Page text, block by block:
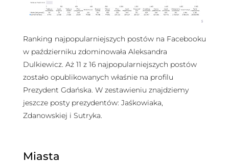
Ranking najpopularniejszych postów na Facebooku
w październiku zdominowała Aleksandra
Dulkiewicz. Aż 11 z 16 najpopularniejszych postów
zostało opublikowanych właśnie na profilu
Prezydent Gdańska. W zestawieniu znajdziemy
jeszcze posty prezydentów: Jaśkowiaka,
Zdanowskiej i Sutryka.
Miasta